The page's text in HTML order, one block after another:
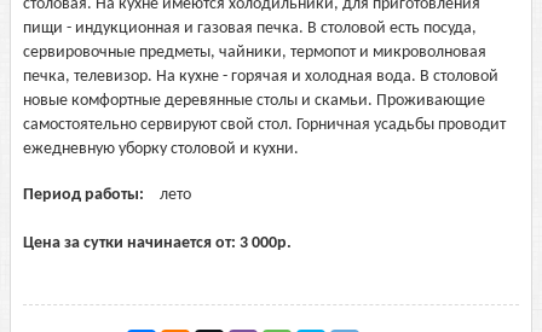
столовая. На кухне имеются холодильники, для приготовления
пищи - индукционная и газовая печка. В столовой есть посуда,
сервировочные предметы, чайники, термопот и микроволновая
печка, телевизор. На кухне - горячая и холодная вода. В столовой
новые комфортные деревянные столы и скамьи. Проживающие
самостоятельно сервируют свой стол. Горничная усадьбы проводит
ежедневную уборку столовой и кухни.
Период работы: лето
Цена за сутки начинается от: 3 000р.